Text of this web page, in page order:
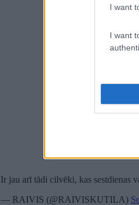
I want
I want
Ir jau arī tādi cilvēki, kas sestdienas
— RAIVIS (@RAIVISKUTILA)